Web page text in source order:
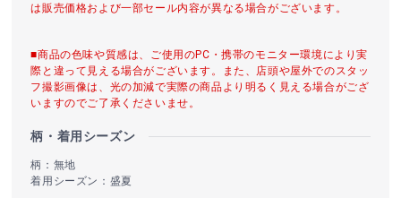
は販売価格および一部セール内容が異なる場合がございます。
■商品の色味や質感は、ご使用のPC・携帯のモニター環境により実
際と違って見える場合がございます。また、店頭や屋外でのスタッ
フ撮影画像は、光の加減で実際の商品より明るく見える場合がござ
いますのでご了承くださいませ。
柄・着用シーズン
柄：無地
着用シーズン：盛夏